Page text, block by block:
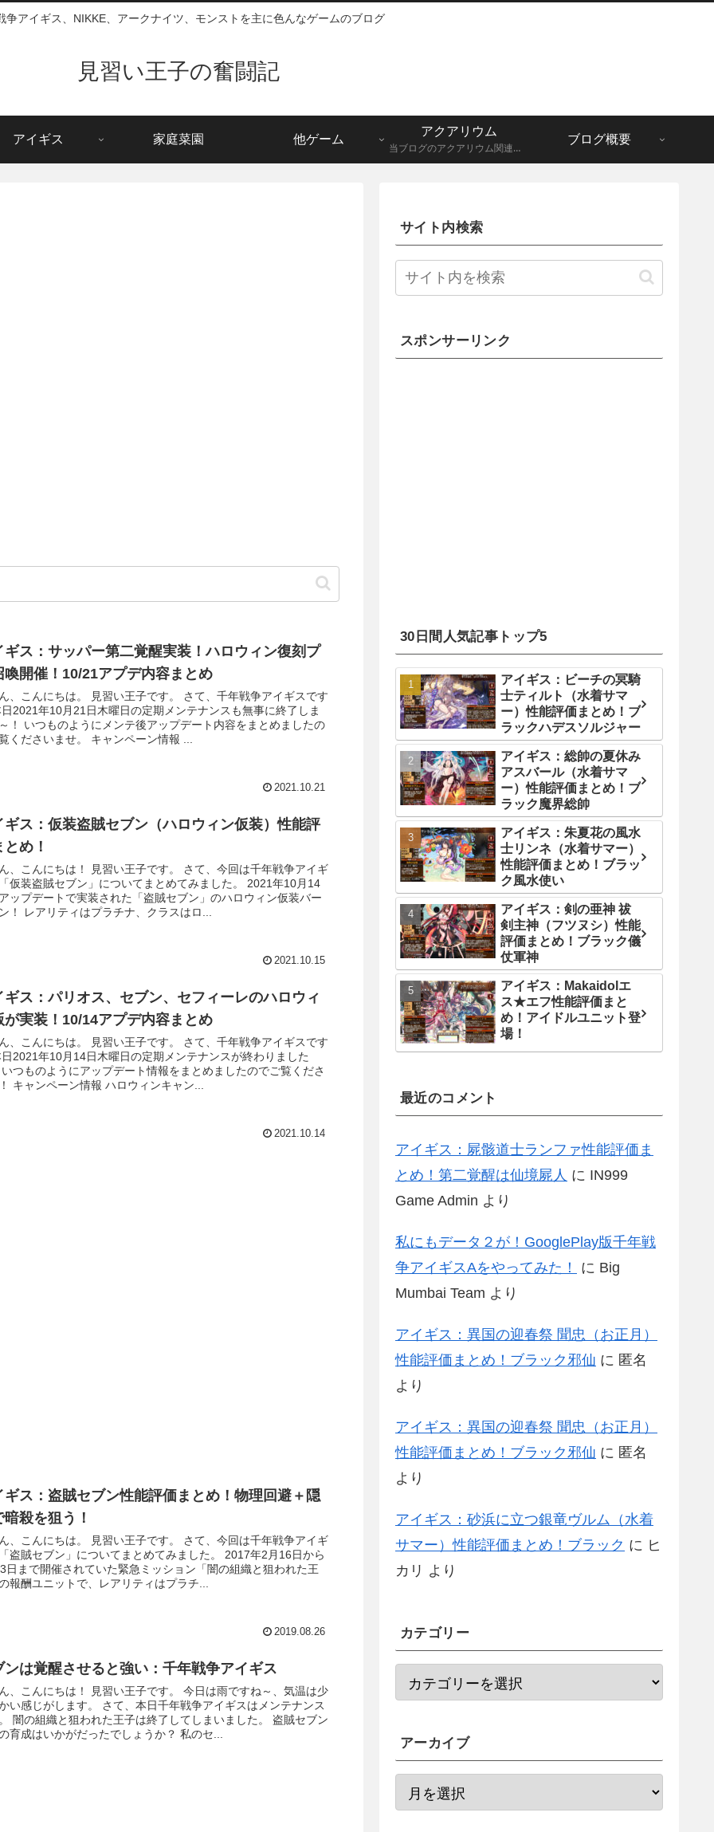
争アイギス、NIKKE、アークナイツ、モンストを主に色んなゲームのブログ
見習い王子の奮闘記
アイギス 家庭菜園 他ゲーム
アクアリウム
当ブログのアクアリウム関連記事一覧になります。メダカ、グッピーなど。
ブログ概要
ギス：サッパー第二覚醒実装！ハロウィン復刻プ
喚開催！10/21アプデ内容まとめ
、こんにちは。 見習い王子です。 さて、千年戦争アイギスです
2021年10月21日木曜日の定期メンテナンスも無事に終了しま
！ いつものようにメンテ後アップデート内容をまとめましたの
くださいませ。 キャンペーン情報 ...
2021.10.21
ギス：仮装盗賊セブン（ハロウィン仮装）性能評
め！
、こんにちは！ 見習い王子です。 さて、今回は千年戦争アイギ
仮装盗賊セブン」についてまとめてみました。 2021年10月14
ップデートで実装された「盗賊セブン」のハロウィン仮装バー
！ レアリティはプラチナ、クラスはロ...
2021.10.15
ギス：パリオス、セブン、セフィーレのハロウィ
が実装！10/14アプデ内容まとめ
、こんにちは。 見習い王子です。 さて、千年戦争アイギスです
2021年10月14日木曜日の定期メンテナンスが終わりました
つものようにアップデート情報をまとめましたのでご覧くださ
キャンペーン情報 ハロウィンキャン...
2021.10.14
ギス：盗賊セブン性能評価まとめ！物理回避＋隠
暗殺を狙う！
、こんにちは。 見習い王子です。 さて、今回は千年戦争アイギ
盗賊セブン」についてまとめてみました。 2017年2月16日から
日まで開催されていた緊急ミッション「闇の組織と狙われた王
報酬ユニットで、レアリティはプラチ...
2019.08.26
ンは覚醒させると強い：千年戦争アイギス
、こんにちは！ 見習い王子です。 今日は雨ですね～、気温は少
い感じがします。 さて、本日千年戦争アイギスはメンテナンス
闇の組織と狙われた王子は終了してしまいました。 盗賊セブン
育成はいかがだったでしょうか？ 私のセ...
サイト内検索
スポンサーリンク
30日間人気記事トップ5
アイギス：ビーチの冥騎
士ティルト（水着サマ
ー）性能評価まとめ！ブ
ラックハデスソルジャー
アイギス：総帥の夏休み
アスバール（水着サマ
ー）性能評価まとめ！ブ
ラック魔界総帥
アイギス：朱夏花の風水
士リンネ（水着サマー）
性能評価まとめ！ブラッ
ク風水使い
アイギス：剣の亜神 祓
剣主神（フツヌシ）性能
評価まとめ！ブラック儀
仗軍神
アイギス：Makaidolエ
ス★エフ性能評価まと
め！アイドルユニット登
場！
最近のコメント
アイギス：屍骸道士ランファ性能評価ま
とめ！第二覚醒は仙境屍人 に IN999
Game Admin より
私にもデータ２が！GooglePlay版千年戦
争アイギスAをやってみた！
に Big
Mumbai Team より
アイギス：異国の迎春祭 聞忠（お正月）
性能評価まとめ！ブラック邪仙 に 匿名
より
アイギス：異国の迎春祭 聞忠（お正月）
性能評価まとめ！ブラック邪仙 に 匿名
より
アイギス：砂浜に立つ銀竜ヴルム（水着
サマー）性能評価まとめ！ブラック に ヒ
カリ より
カテゴリー
アーカイブ